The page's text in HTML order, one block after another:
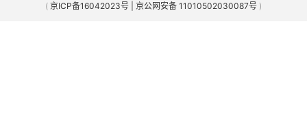
( 京ICP备16042023号 | 京公网安备 11010502030087号 )